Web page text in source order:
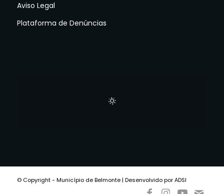
Aviso Legal
Plataforma de Denúncias
© Copyright - Município de Belmonte | Desenvolvido por ADSI